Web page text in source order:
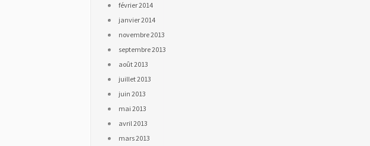
février 2014
janvier 2014
novembre 2013
septembre 2013
août 2013
juillet 2013
juin 2013
mai 2013
avril 2013
mars 2013